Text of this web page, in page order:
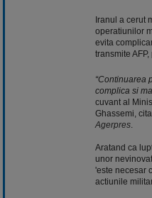
Iranul a cerut
operatiunilor
evita
transmite
“Continuarea
complica si
cuvant al
Ghassemi,
Agerpres
Aratand ca
unor
'este necesar
actiunile